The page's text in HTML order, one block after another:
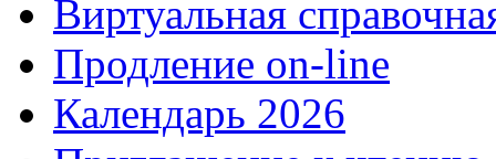
Виртуальная
Продление on-line
Календарь 2026